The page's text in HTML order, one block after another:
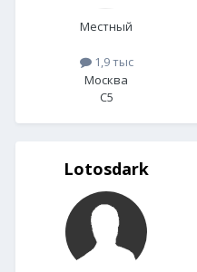
Местный
1,9 тыс
Москва
C5
Lotosdark